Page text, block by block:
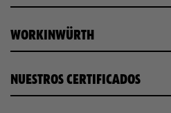
WORKINWÜRTH
NUESTROS CERTIFICADOS